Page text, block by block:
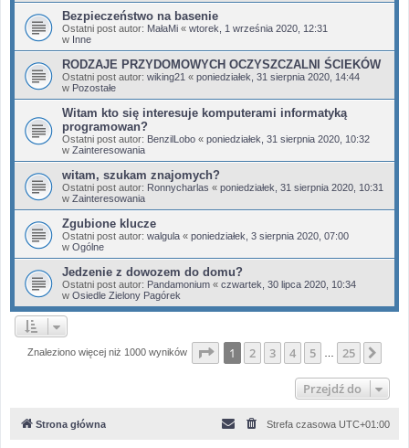
Bezpieczeństwo na basenie
Ostatni post autor: MałaMi « wtorek, 1 września 2020, 12:31
w Inne
RODZAJE PRZYDOMOWYCH OCZYSZCZALNI ŚCIEKÓW
Ostatni post autor: wiking21 « poniedziałek, 31 sierpnia 2020, 14:44
w Pozostałe
Witam kto się interesuje komputerami informatyką
programowan?
Ostatni post autor: BenzilLobo « poniedziałek, 31 sierpnia 2020, 10:32
w Zainteresowania
witam, szukam znajomych?
Ostatni post autor: Ronnycharlas « poniedziałek, 31 sierpnia 2020, 10:31
w Zainteresowania
Zgubione klucze
Ostatni post autor: walgula « poniedziałek, 3 sierpnia 2020, 07:00
w Ogólne
Jedzenie z dowozem do domu?
Ostatni post autor: Pandamonium « czwartek, 30 lipca 2020, 10:34
w Osiedle Zielony Pagórek
Znaleziono więcej niż 1000 wyników Strona z25
1 2 3 4 5 25
Przejdź do
Strona główna Strefa czasowa UTC+01:00